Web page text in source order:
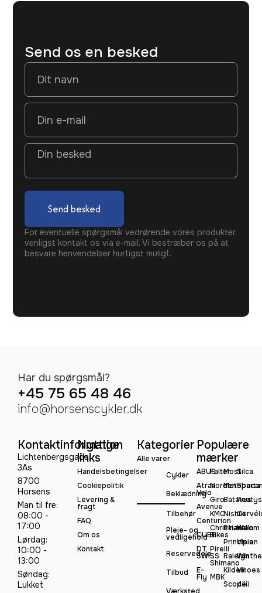
Send os en besked
Send besked
For eventuelle spørgsmål vedrørende vores produkter,
venligst kontakt os via e-mail. Vi bestræber os på at
besvare henvendelser hurtigst muligt.
Har du spørgsmål?
+45 75 65 48 46
info@horsenscykler.dk
Kontaktinformation
Lichtenbergsgade
3As
8700
Horsens
Man til fre:
08:00 -
17:00
Lørdag:
10:00 -
13:00
Søndag:
Lukket
Nyttige
links
Handelsbetingelser
Cookiepolitik
Levering &
fragt
FAQ
Om os
Kontakt
Kategorier
Alle varer
Cykler
Beklædning
Tilbehør
Pleje- og
vedligehold
Reservedele
Tilbud
Populære
mærker
ABUS
Atran
Velo
Avenue
Centurion
CUBE
DT
SWISS
E-
Fly
Falter
Norden
Giro
KMC
Christiania
Bikes
Pirelli
Shimano
MBK
Most
Batavus
Nishiki
Pinarello
Principia
Raleigh
Kildemoes
Scope
Silca
Sparta
Peatys
Woom
Vision
Vii
4iiii